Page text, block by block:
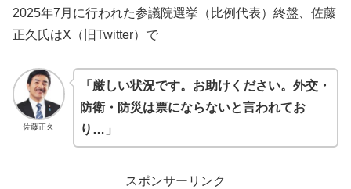
2025年7月に行われた参議院選挙（比例代表）終盤、佐藤
正久氏はX（旧Twitter）で
佐藤正久
「厳しい状況です。お助けください。外交・
防衛・防災は票にならないと言われてお
り…」
スポンサーリンク